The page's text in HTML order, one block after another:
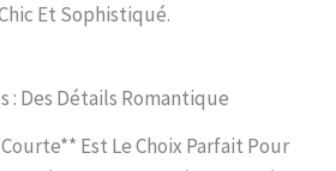
Et Sophistiqué.
: Des Détails Romantique
Est Le Choix Parfait Pour